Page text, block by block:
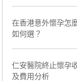
在香港意外懷孕怎
如何選？
仁安醫院終止懷孕
及費用分析